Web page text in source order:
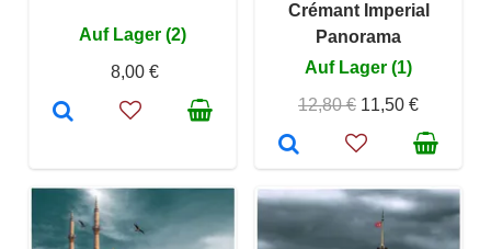
Auf Lager (2)
8,00 €
Crémant Imperial
Panorama
Auf Lager (1)
12,80 € 11,50 €